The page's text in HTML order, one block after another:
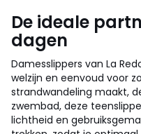
De ideale
dagen
Damesslippers van La
welzijn en eenvoud voor
strandwandeling maakt,
zwembad, deze
lichtheid en